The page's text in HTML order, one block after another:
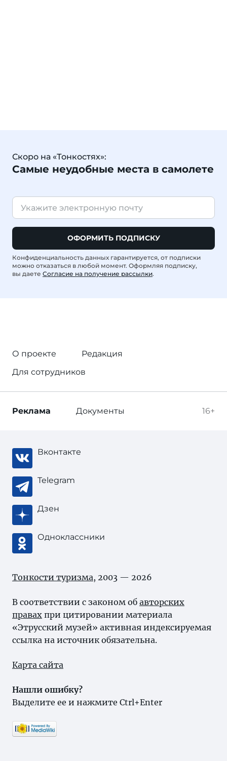
Скоро на «Тонкостях»:
Самые неудобные места в самолете
ОФОРМИТЬ ПОДПИСКУ
Конфиденциальность данных гарантируется, от подписки
можно отказаться в любой момент. Оформляя подписку,
вы даете Согласие на получение рассылки.
О проекте
Редакция
Для сотрудников
16+
Реклама Документы
Вконтакте
Telegram
Дзен
Одноклассники
Тонкости туризма, 2003 — 2026
В соответствии с законом об авторских
правах при цитировании материала
«Этрусский музей» активная индексируемая
ссылка на источник обязательна.
Карта сайта
Нашли ошибку?
Выделите ее и нажмите Ctrl+Enter